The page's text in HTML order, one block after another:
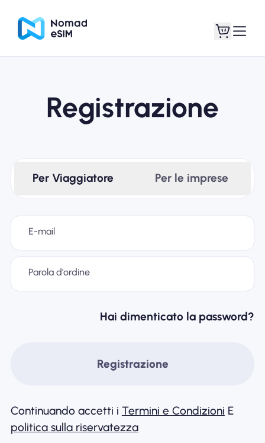
Entra registrati Le mie eSIM
Perché l'eSIM Nomad
Registrazione
Per Viaggiatore Per le imprese
E-mail
Parola d'ordine
Hai dimenticato la password?
Registrazione
Continuando accetti i Termini e Condizioni E
politica sulla riservatezza